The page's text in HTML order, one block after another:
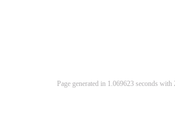
Page generated in 1.069623 seconds